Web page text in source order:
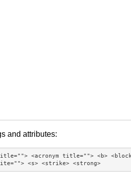
and attributes:
<acronym title=""> <b>
<s> <strike> <strong>